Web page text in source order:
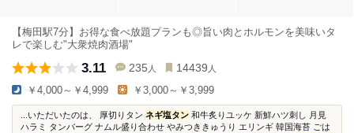
【梅田駅7分】お得な食べ放題プランも◎旨い肉とホルモンを美味いタ
レで楽しむ"大衆焼肉酒場"
3.11 235 人 14439 人
￥4,000～￥4,999 ￥3,000～￥3,999
...いただいたのは、 厚切りタン ネギ塩タン 和牛炙りユッケ 新鮮ハツ刺し 月見
ハラミ タンバーグ ナムル盛り合わせ やみつききゅうり エリンギ 韓国海苔 ごは